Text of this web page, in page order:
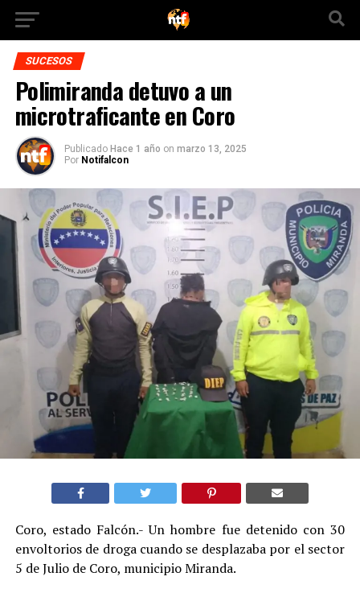
SUCESOS
Polimiranda detuvo a un
microtraficante en Coro
Publicado Hace 1 año on marzo 13, 2025
Por Notifalcon
Coro, estado Falcón.- Un hombre fue detenido con 30
envoltorios de droga cuando se desplazaba por el sector
5 de Julio de Coro, municipio Miranda.